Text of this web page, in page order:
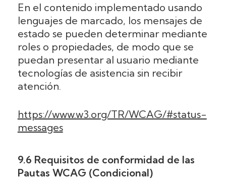
En el contenido implementado usando
lenguajes de marcado, los mensajes de
estado se pueden determinar mediante
roles o propiedades, de modo que se
puedan presentar al usuario mediante
tecnologías de asistencia sin recibir
atención.
https://www.w3.org/TR/WCAG/#status-
messages
9.6 Requisitos de conformidad de las
Pautas WCAG (Condicional)